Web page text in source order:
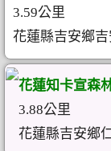
3.59公里
花蓮縣吉安鄉
花蓮知卡宣森
3.88公里
花蓮縣吉安鄉